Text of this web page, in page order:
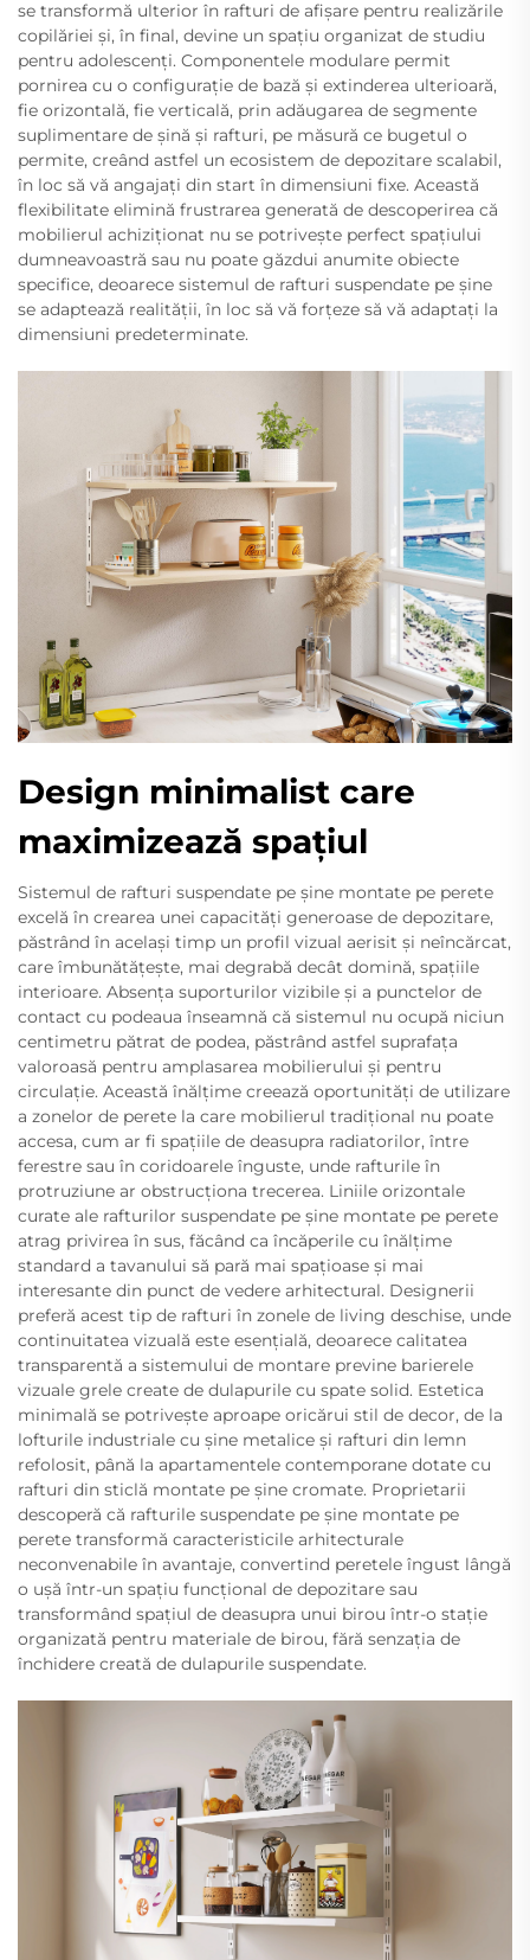
se transformă ulterior în rafturi de afișare pentru realizările
copilăriei și, în final, devine un spațiu organizat de studiu
pentru adolescenți. Componentele modulare permit
pornirea cu o configurație de bază și extinderea ulterioară,
fie orizontală, fie verticală, prin adăugarea de segmente
suplimentare de șină și rafturi, pe măsură ce bugetul o
permite, creând astfel un ecosistem de depozitare scalabil,
în loc să vă angajați din start în dimensiuni fixe. Această
flexibilitate elimină frustrarea generată de descoperirea că
mobilierul achiziționat nu se potrivește perfect spațiului
dumneavoastră sau nu poate găzdui anumite obiecte
specifice, deoarece sistemul de rafturi suspendate pe șine
se adaptează realității, în loc să vă forțeze să vă adaptați la
dimensiuni predeterminate.
Design minimalist care
maximizează spațiul
Sistemul de rafturi suspendate pe șine montate pe perete
excelă în crearea unei capacități generoase de depozitare,
păstrând în același timp un profil vizual aerisit și neîncărcat,
care îmbunătățește, mai degrabă decât domină, spațiile
interioare. Absența suporturilor vizibile și a punctelor de
contact cu podeaua înseamnă că sistemul nu ocupă niciun
centimetru pătrat de podea, păstrând astfel suprafața
valoroasă pentru amplasarea mobilierului și pentru
circulație. Această înălțime creează oportunități de utilizare
a zonelor de perete la care mobilierul tradițional nu poate
accesa, cum ar fi spațiile de deasupra radiatorilor, între
ferestre sau în coridoarele înguste, unde rafturile în
protruziune ar obstrucționa trecerea. Liniile orizontale
curate ale rafturilor suspendate pe șine montate pe perete
atrag privirea în sus, făcând ca încăperile cu înălțime
standard a tavanului să pară mai spațioase și mai
interesante din punct de vedere arhitectural. Designerii
preferă acest tip de rafturi în zonele de living deschise, unde
continuitatea vizuală este esențială, deoarece calitatea
transparentă a sistemului de montare previne barierele
vizuale grele create de dulapurile cu spate solid. Estetica
minimală se potrivește aproape oricărui stil de decor, de la
lofturile industriale cu șine metalice și rafturi din lemn
refolosit, până la apartamentele contemporane dotate cu
rafturi din sticlă montate pe șine cromate. Proprietarii
descoperă că rafturile suspendate pe șine montate pe
perete transformă caracteristicile arhitecturale
neconvenabile în avantaje, convertind peretele îngust lângă
o ușă într-un spațiu funcțional de depozitare sau
transformând spațiul de deasupra unui birou într-o stație
organizată pentru materiale de birou, fără senzația de
închidere creată de dulapurile suspendate.